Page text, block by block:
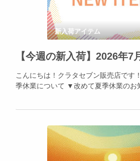
新入荷アイテム
こんにちは！クラタセブン販売店です
季休業について ▼改めて夏季休業のお